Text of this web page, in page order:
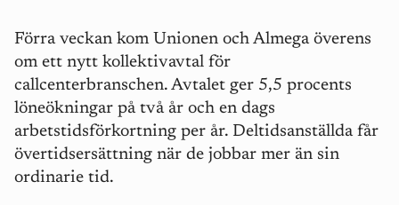
Förra veckan kom Unionen och Almega överens
om ett nytt kollektivavtal för
callcenterbranschen. Avtalet ger 5,5 procents
löneökningar på två år och en dags
arbetstidsförkortning per år. Deltidsanställda får
övertidsersättning när de jobbar mer än sin
ordinarie tid.